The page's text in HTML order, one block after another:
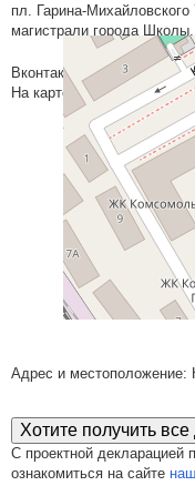
пл. Гарина-
магистрали города
Вконтакте
На карте
Адрес и местоположение:
Хотите получить
С проектной декларацией
ознакомиться на сайте